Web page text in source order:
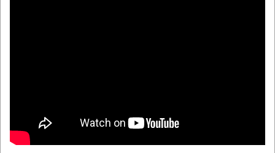
翻訳によると「怒った子どもが我慢に我慢
して放った究極の技 これだけは使いたくなか